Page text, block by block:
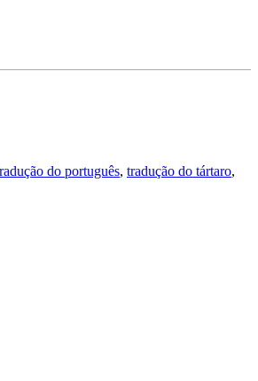
do português, tradução do tártaro,